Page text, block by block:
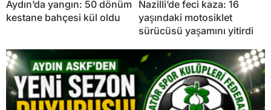
Aydın’da yangın: 50 dönüm
kestane bahçesi kül oldu
Nazilli’de feci kaza: 16
yaşındaki motosiklet
sürücüsü yaşamını yitirdi